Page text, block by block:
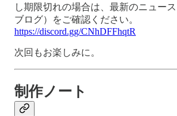
し期限切れの場合は、最新のニュー
ブログ）をご確認ください。
https://discord.gg/CNhDFFhqtR
次回もお楽しみに。
制作ノート